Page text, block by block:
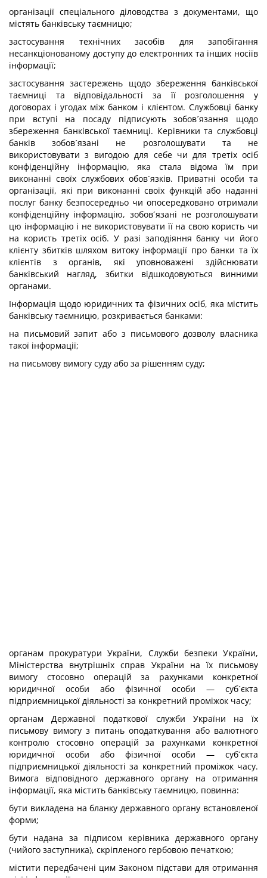
організації спеціального діловодства з документами, що
містять банківську таємницю;
застосування технічних засобів для запобігання
несанкціонованому доступу до електронних та інших носіїв
інформації;
застосування застережень щодо збереження банківської
таємниці та відповідальності за її розголошення у
договорах і угодах між банком і клієнтом. Службовці банку
при вступі на посаду підписують зобов´язання щодо
збереження банківської таємниці. Керівники та службовці
банків зобов´язані не розголошувати та не
використовувати з вигодою для себе чи для третіх осіб
конфіденційну інформацію, яка стала відома їм при
виконанні своїх службових обов´язків. Приватні особи та
організації, які при виконанні своїх функцій або наданні
послуг банку безпосередньо чи опосередковано отримали
конфіденційну інформацію, зобов´язані не розголошувати
цю інформацію і не використовувати її на свою користь чи
на користь третіх осіб. У разі заподіяння банку чи його
клієнту збитків шляхом витоку інформації про банки та їх
клієнтів з органів, які уповноважені здійснювати
банківський нагляд, збитки відшкодовуються винними
органами.
Інформація щодо юридичних та фізичних осіб, яка містить
банківську таємницю, розкривається банками:
на письмовий запит або з письмового дозволу власника
такої інформації;
на письмову вимогу суду або за рішенням суду;
органам прокуратури України, Служби безпеки України,
Міністерства внутрішніх справ України на їх письмову
вимогу стосовно операцій за рахунками конкретної
юридичної особи або фізичної особи — суб´єкта
підприємницької діяльності за конкретний проміжок часу;
органам Державної податкової служби України на їх
письмову вимогу з питань оподаткування або валютного
контролю стосовно операцій за рахунками конкретної
юридичної особи або фізичної особи — суб´єкта
підприємницької діяльності за конкретний проміжок часу.
Вимога відповідного державного органу на отримання
інформації, яка містить банківську таємницю, повинна:
бути викладена на бланку державного органу встановленої
форми;
бути надана за підписом керівника державного органу
(чийого заступника), скріпленого гербовою печаткою;
містити передбачені цим Законом підстави для отримання